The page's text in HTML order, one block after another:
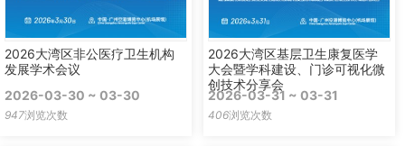
2026大湾区非公医疗卫生机构
发展学术会议
2026-03-30 ~ 03-30
947浏览次数
2026大湾区基层卫生康复医学
大会暨学科建设、门诊可视化微
创技术分享会
2026-03-31 ~ 03-31
406浏览次数